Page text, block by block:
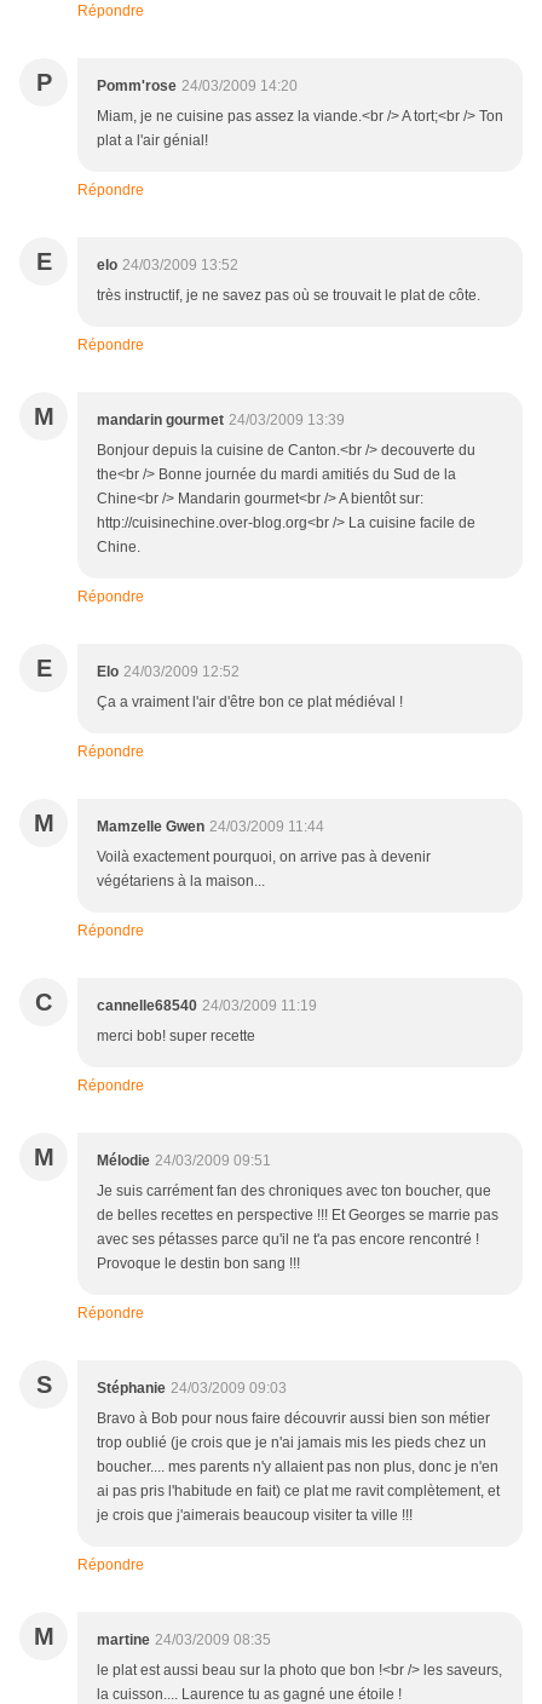
Répondre
P Pomm'rose 24/03/2009 14:20
Miam, je ne cuisine pas assez la viande.<br /> A tort;<br /> Ton
plat a l'air génial!
Répondre
E elo 24/03/2009 13:52
très instructif, je ne savez pas où se trouvait le plat de côte.
Répondre
M mandarin gourmet 24/03/2009 13:39
Bonjour depuis la cuisine de Canton.<br /> decouverte du
the<br /> Bonne journée du mardi amitiés du Sud de la
Chine<br /> Mandarin gourmet<br /> A bientôt sur:
http://cuisinechine.over-blog.org<br /> La cuisine facile de
Chine.
Répondre
E Elo 24/03/2009 12:52
Ça a vraiment l'air d'être bon ce plat médiéval !
Répondre
M Mamzelle Gwen 24/03/2009 11:44
Voilà exactement pourquoi, on arrive pas à devenir
végétariens à la maison...
Répondre
C cannelle68540 24/03/2009 11:19
merci bob! super recette
Répondre
M Mélodie 24/03/2009 09:51
Je suis carrément fan des chroniques avec ton boucher, que
de belles recettes en perspective !!! Et Georges se marrie pas
avec ses pétasses parce qu'il ne t'a pas encore rencontré !
Provoque le destin bon sang !!!
Répondre
S Stéphanie 24/03/2009 09:03
Bravo à Bob pour nous faire découvrir aussi bien son métier
trop oublié (je crois que je n'ai jamais mis les pieds chez un
boucher.... mes parents n'y allaient pas non plus, donc je n'en
ai pas pris l'habitude en fait) ce plat me ravit complètement, et
je crois que j'aimerais beaucoup visiter ta ville !!!
Répondre
M martine 24/03/2009 08:35
le plat est aussi beau sur la photo que bon !<br /> les saveurs,
la cuisson.... Laurence tu as gagné une étoile !